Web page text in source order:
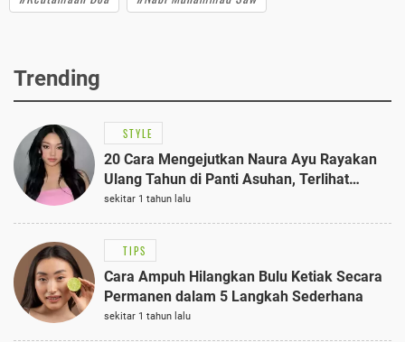
Trending
STYLE
20 Cara Mengejutkan Naura Ayu Rayakan
Ulang Tahun di Panti Asuhan, Terlihat
Anggun dengan Kaftan Cokelat
sekitar 1 tahun lalu
TIPS
Cara Ampuh Hilangkan Bulu Ketiak Secara
Permanen dalam 5 Langkah Sederhana
sekitar 1 tahun lalu